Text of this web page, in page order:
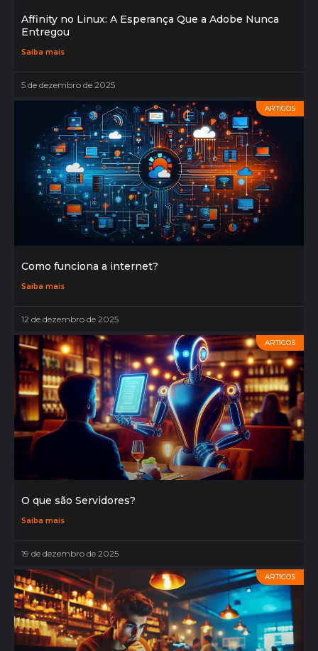
Affinity no Linux: A Esperança Que a Adobe Nunca
Entregou
Saiba mais
5 de dezembro de 2025
ARTIGOS
Como funciona a internet?
Saiba mais
12 de dezembro de 2025
ARTIGOS
O que são Servidores?
Saiba mais
19 de dezembro de 2025
ARTIGOS